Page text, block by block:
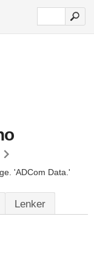
'ADCom Data.'
Lenker